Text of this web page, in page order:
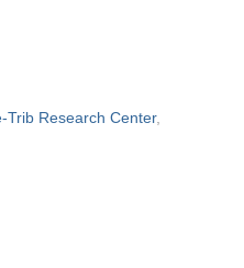
Trib Research Center,